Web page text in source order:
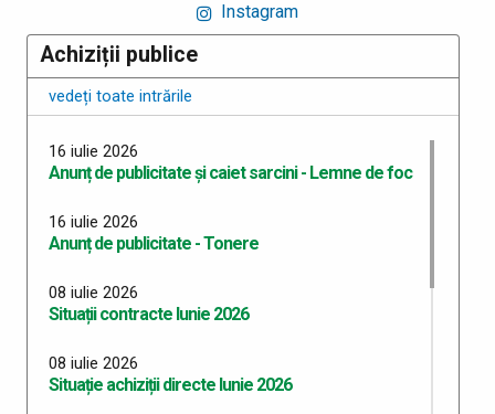
Instagram
Achiziții publice
vedeți toate intrările
16 iulie 2026
Anunț de publicitate și caiet sarcini - Lemne de foc
16 iulie 2026
Anunț de publicitate - Tonere
08 iulie 2026
Situații contracte Iunie 2026
08 iulie 2026
Situație achiziții directe Iunie 2026